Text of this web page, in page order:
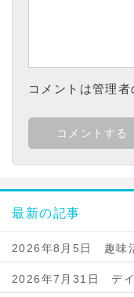
コメントは管理者
最新の記事
2026年8月5日 趣味
2026年7月31日 デイ